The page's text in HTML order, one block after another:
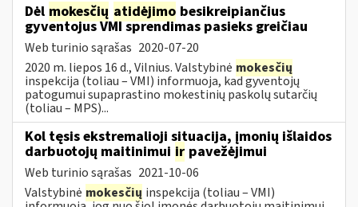
Dėl mokesčių atidėjimo besikreipiančius
gyventojus VMI sprendimas pasieks greičiau
Web turinio sąrašas 2020-07-20
2020 m. liepos 16 d., Vilnius. Valstybinė mokesčių
inspekcija (toliau – VMI) informuoja, kad gyventojų
patogumui supaprastino mokestinių paskolų sutarčių
(toliau – MPS)...
Kol tęsis ekstremalioji situacija, įmonių išlaidos
darbuotojų maitinimui ir pavežėjimui
Web turinio sąrašas 2021-10-06
Valstybinė mokesčių inspekcija (toliau – VMI)